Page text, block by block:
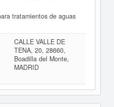
tratamientos de aguas
CALLE VALLE DE
TENA, 20, 28660,
Boadilla del Monte,
MADRID